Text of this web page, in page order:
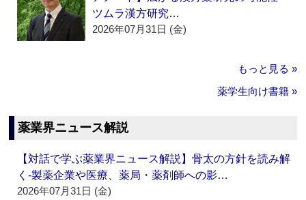
ツムラ漢方研究…
2026年07月31日 (金)
もっと見る »
薬学生向け書籍 »
薬業界ニュース解説
【対話で学ぶ薬業界ニュース解説】骨太の方針を読み解
く‐製薬企業や医療、薬局・薬剤師への影…
2026年07月31日 (金)